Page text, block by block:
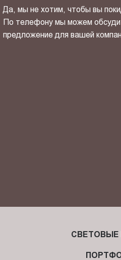
Да, мы не хотим, чтобы вы
По телефону мы можем
предложение для вашей
СВЕТОВЫЕ